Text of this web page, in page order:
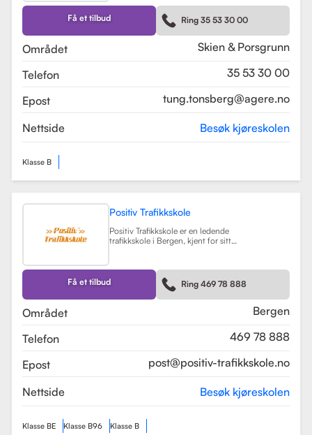
førerkortklasser, fra moped til buss
og lastebil. Skolen har som mål å gi
elevene de nødvendige ferdighetene
og holdningene for å bli trygge og
kompetente sjåfører, med et fokus
på nullvisjonen om ingen drepte
god kvalitet på opplæringen.
AGERE Trafikkskole tilbyr også ulike
teorikurs og spesialiserte moduler
Les mer
Få et tilbud Ring 35 53 30 00
Området
Skien & Porsgrunn
Telefon
35 53 30 00
Epost
tung.tonsberg@agere.no
Nettside Besøk kjøreskolen
Klasse B
Positiv Trafikkskole
Positiv Trafikkskole er en ledende
trafikkskole i Bergen, kjent for sitt
føreropplæring for både bil,
tilhenger og moped, og har
spesialiserte kurs som trafikalt
grunnkurs og mørkekjøring. Les mer
Få et tilbud Ring 469 78 888
Området
Bergen
Telefon
469 78 888
Epost
post@positiv-trafikkskole.no
Nettside Besøk kjøreskolen
Klasse BE Klasse B96 Klasse B